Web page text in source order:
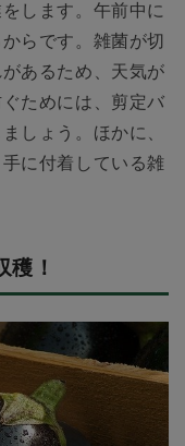
します。午前中に
らです。雑菌が切
あるため、天気が
ためには、剪定バ
しょう。ほかに、
に付着している雑
穫！